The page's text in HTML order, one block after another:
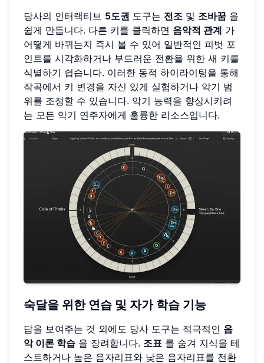
당사의 인터랙티브 5도권 도구는 전조 및 조바꿈 을
쉽게 만듭니다. 다른 키를 클릭하면 음악적 관계 가
어떻게 바뀌는지 즉시 볼 수 있어 일반적인 피벗 포
인트를 시각화하거나 부드러운 전환을 위한 새 키를
식별하기 쉽습니다. 이러한 동적 하이라이팅을 통해
작곡에서 키 변경을 자신 있게 실험하거나 악기 범
위를 조정할 수 있습니다. 악기 능력을 향상시키려
는 모든 악기 연주자에게 훌륭한 리소스입니다.
숙달을 위한 연습 및 자가 학습 기능
답을 보여주는 것 외에도 당사 도구는 적극적인 음
악 이론 학습 을 장려합니다. 조표 를 숨겨 지식을 테
스트하거나 높은 음자리표와 낮은 음자리표를 전환